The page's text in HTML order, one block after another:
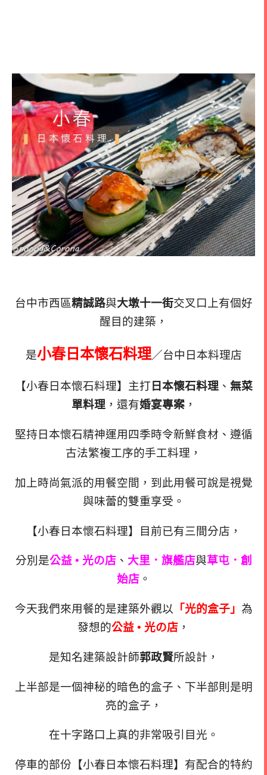
台中市西區精誠路與大墩十一街交叉口上有個好
醒目的建築，
是小春日本懷石料理／台中日本料理店
【小春日本懷石料理】主打 日本懷石料理、 無菜
單料理，還有婚宴專案，
堅持日本懷石精神運用四季時令新鮮食材、遵循
古法繁複工序的手工料理，
加上時尚氣派的用餐空間，到此用餐可說是視覺
與味蕾的雙重享受。
【小春日本懷石料理】目前已有三間分店，
分別是公益 • 光の店、 大里．旗艦店與草屯．創
始店。
今天我們來用餐的是建築外觀以 「光的盒子」 為
發想的公益 • 光の店 ，
是知名建築設計師郭政賢所設計，
上半部是一個神秘的暗色的盒子、下半部則是明
亮的盒子，
在十字路口上真的非常吸引目光。
停車的部份【小春日本懷石料理】有配合的特約